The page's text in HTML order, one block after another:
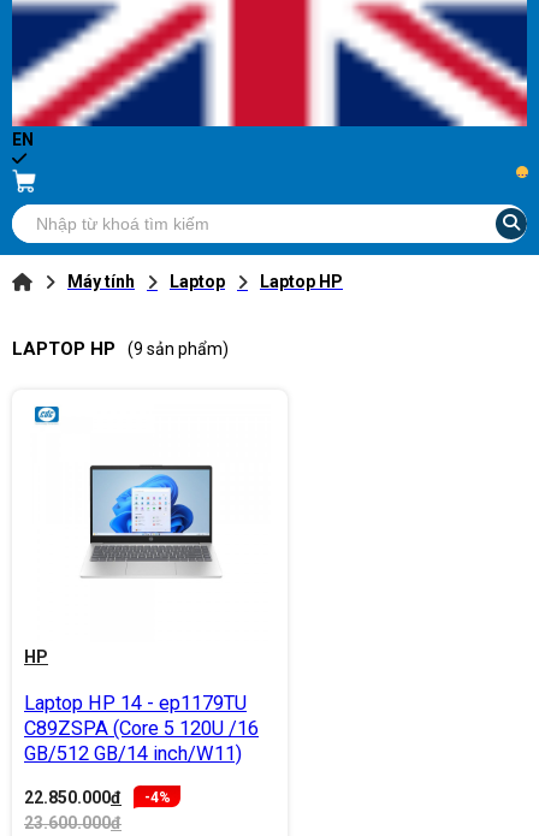
EN
...
Máy tính Laptop Laptop HP
LAPTOP HP (9 sản phẩm)
HP
Laptop HP 14 - ep1179TU
C89ZSPA (Core 5 120U /16
GB/512 GB/14 inch/W11)
22.850.000đ -4%
23.600.000đ